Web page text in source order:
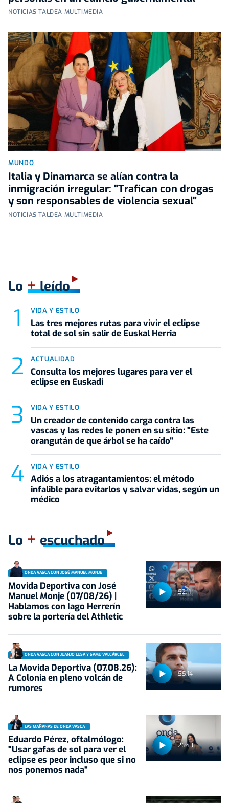
NOTICIAS TALDEA MULTIMEDIA
MUNDO
Italia y Dinamarca se alían contra la
inmigración irregular: "Trafican con drogas
y son responsables de violencia sexual"
NOTICIAS TALDEA MULTIMEDIA
Lo +leído
VIDA Y ESTILO
Las tres mejores rutas para vivir el eclipse
total de sol sin salir de Euskal Herria
ACTUALIDAD
Consulta los mejores lugares para ver el
eclipse en Euskadi
VIDA Y ESTILO
Un creador de contenido carga contra las
vascas y las redes le ponen en su sitio: "Este
orangután de que árbol se ha caído"
VIDA Y ESTILO
Adiós a los atragantamientos: el método
infalible para evitarlos y salvar vidas, según un
médico
Lo + escuchado
52:11
ONDA VASCA CON JOSÉ MANUEL MONJE
Movida Deportiva con José
Manuel Monje (07/08/26) |
Hablamos con Iago Herrerín
sobre la portería del Athletic
55:14
ONDA VASCA CON JUANJO LUSA Y SAMU VALCÁRCEL
La Movida Deportiva (07.08.26):
A Colonia en pleno volcán de
rumores
26:43
LAS MAÑANAS DE ONDA VASCA
Eduardo Pérez, oftalmólogo:
"Usar gafas de sol para ver el
eclipse es peor incluso que si no
nos ponemos nada"